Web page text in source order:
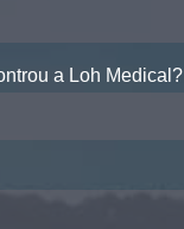
a Loh Medical?